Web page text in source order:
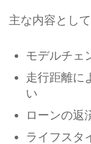
主な内容とし
モデルチェ
走行距離に
い
ローンの返
ライフスタ